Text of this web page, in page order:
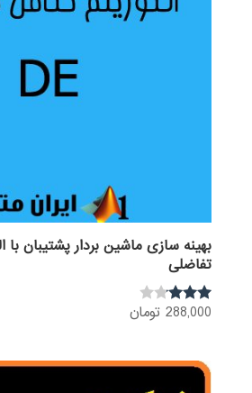
بهینه سازی ماشین بردار پشتیبان با
تفاضلی
نمره
288,000 تومان